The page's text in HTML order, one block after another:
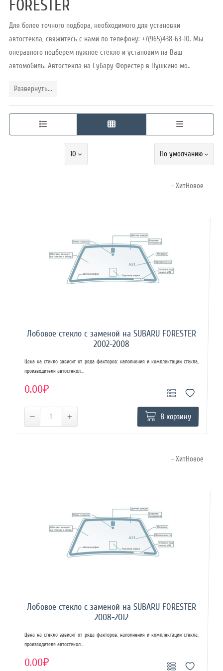
Режим
FORESTER
Для более точного подбора, необходимого для установки
автостекла, свяжитесь с нами по телефону: +7(965)438-63-10. Мы
операвного подберем нужное стекло и установим на Ваш
автомобиль. Автостекла на Субару Форестер в Пушкино мо..
Развернуть...
10 По умолчанию
- ХитНовое
Лобовое стекло с заменой на SUBARU FORESTER
2002-2008
Цена на стекло зависит от ряда факторов: наполнения и комплектации стекла,
производителя автостекол...
0.00₽
В корзину
- ХитНовое
Лобовое стекло с заменой на SUBARU FORESTER
2008-2012
Цена на стекло зависит от ряда факторов: наполнения и комплектации стекла,
производителя автостекол...
0.00₽